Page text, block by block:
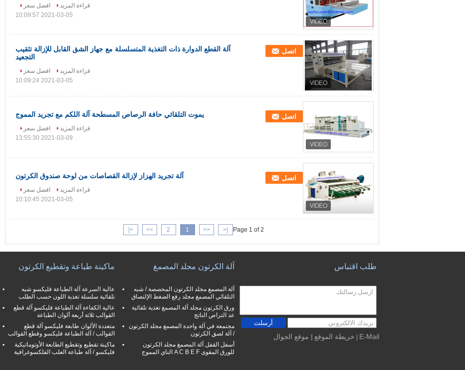
قراءة المزيد
افضل سعر
2021-03-05 10:09:57
آلة القطع الدوارة ذات التغذية المتسلسلة مع جهاز الشق القابل للإزالة تثقيب
التجعيد
اتصل
قراءة المزيد
افضل سعر
2021-03-05 10:09:24
يموت التلقائي حافة الرصاص المسطحة آلة اللكم مع تجريد المموج اتصل
قراءة المزيد
افضل سعر
2021-03-09 13:55:30
آلة تجريد الهزاز لإزالة القصاصات من لوحة صندوق الكرتون اتصل
قراءة المزيد
افضل سعر
2021-03-05 10:10:45
Page 1 of 2
|<
<<
1
2
>>
>|
ماكينة طباعة وتقطيع الكرتون
عالية السرعة آلة الطباعة فليكسو شبه
تلقائية سلسلة تغذية اللون حسب الطلب
عالية الكفاءة آلة الطباعة فليكسو آلة قطع
القوالب ثلاثة أربعة ألوان الطباعة
متعددة الألوان طابعة فليكسو آلة قطع
القوالب / آلة الطباعة فليكسو وقطع القوالب
ماكينة تقطيع وتقطيع الطابعة الأوتوماتيكية
فليكسو / آلة طباعة العلب الفلكسوغرافية
آلة الكرتون مجلد المصمغ
آلة المصمغ مجلد الكرتون المخصصة / شبه
التلقائي المصمغ مجلد رفع الضغط الإلتصاق
ورق الكرتون مجلد آلة المصمغ تغذية تلقائية
عد التراص الناتج
مجتمعة في آلة واحدة المصمغ مجلد الكرتون
/ آلة لصق الكرتون
أسفل القفل آلة المصمغ مجلد الكرتون
للورق المقوى A C B E F الناي المموج
طلب اقتباس
أرسلت
E-Mail خريطة الموقع | موقع الجوال